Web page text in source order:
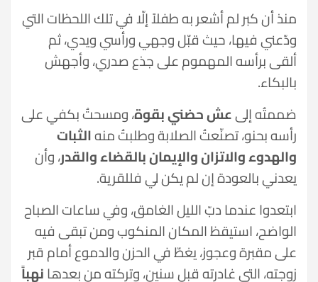
منذ أن كبر لم أشعر به طفلاً إلّا في تلك اللحظات التي
ودّعني فيها، حيث قبّل وجهي ورأسي ويدي، ثم
ألقى برأسه المهموم على جذع صدري، وأجهش
بالبكاء.
ضممتُه إلىعش حضني بقوة، ومسحتُ بكفي على
رأسه بحنو، تصنّعتُ الصلابة وطلبتُ منهالثبات
والهدوء والاتزان والإيمان بالقضاء والقدر، وأن
يعدني بالعودة إن لم يكن لي فللقرية.
ابتعدوا عندما دبّ الليل الغامق، وفي ساعات الصباح
الواضح، استيقظ المكان المنكوب ومن تبقى فيه
على مقبرة وعجوز، يغطّ في الحزن والدموع أمام قبر
زوجته، التي غادرته قبل سنين، وتركته من بعدهانهباً